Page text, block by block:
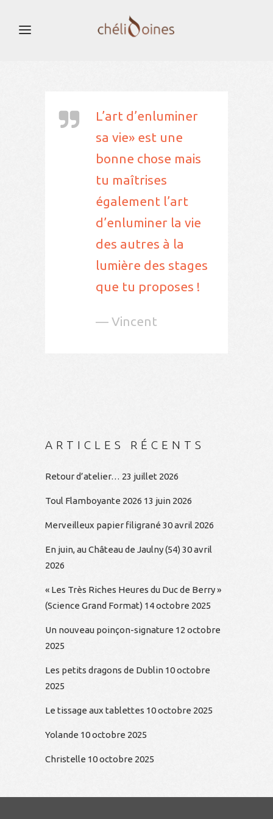
L’art d’enluminer
sa vie» est une
bonne chose mais
tu maîtrises
également l’art
d’enluminer la vie
des autres à la
lumière des stages
que tu proposes !
— Vincent
ARTICLES RÉCENTS
Retour d’atelier… 23 juillet 2026
Toul Flamboyante 2026 13 juin 2026
Merveilleux papier filigrané 30 avril 2026
En juin, au Château de Jaulny (54) 30 avril
2026
« Les Très Riches Heures du Duc de Berry »
(Science Grand Format) 14 octobre 2025
Un nouveau poinçon-signature 12 octobre
2025
Les petits dragons de Dublin 10 octobre
2025
Le tissage aux tablettes 10 octobre 2025
Yolande 10 octobre 2025
Christelle 10 octobre 2025